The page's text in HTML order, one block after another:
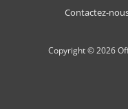
Contactez-
Copyright © 2026